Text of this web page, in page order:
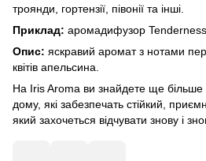
троянди, гортензії, півонії та інші.
Приклад: аромадифузор Tenderness
Опис: яскравий аромат з нотами
квітів апельсина.
На Iris Aroma ви знайдете ще
дому, які забезпечать стійкий,
який захочеться відчувати знову і